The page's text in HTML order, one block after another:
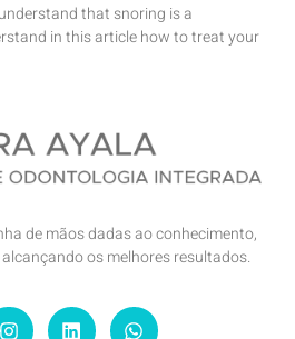
that snoring is a
in this article how to treat your
de mãos dadas ao conhecimento,
os melhores resultados.